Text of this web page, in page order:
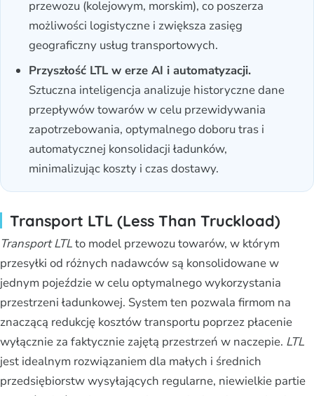
przewozu (kolejowym, morskim), co poszerza
możliwości logistyczne i zwiększa zasięg
geograficzny usług transportowych.
Przyszłość LTL w erze AI i automatyzacji.
Sztuczna inteligencja analizuje historyczne dane
przepływów towarów w celu przewidywania
zapotrzebowania, optymalnego doboru tras i
automatycznej konsolidacji ładunków,
minimalizując koszty i czas dostawy.
Transport LTL (Less Than Truckload)
Transport LTLto model przewozu towarów, w którym
przesyłki od różnych nadawców są konsolidowane w
jednym pojeździe w celu optymalnego wykorzystania
przestrzeni ładunkowej. System ten pozwala firmom na
znaczącą redukcję kosztów transportu poprzez płacenie
wyłącznie za faktycznie zajętą przestrzeń w naczepie. LTL
jest idealnym rozwiązaniem dla małych i średnich
przedsiębiorstw wysyłających regularne, niewielkie partie